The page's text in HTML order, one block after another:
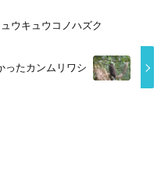
ウキュウコノハズク
ったカンムリワシ